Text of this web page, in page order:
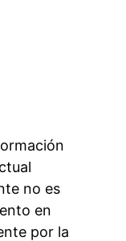
no es
en
por la